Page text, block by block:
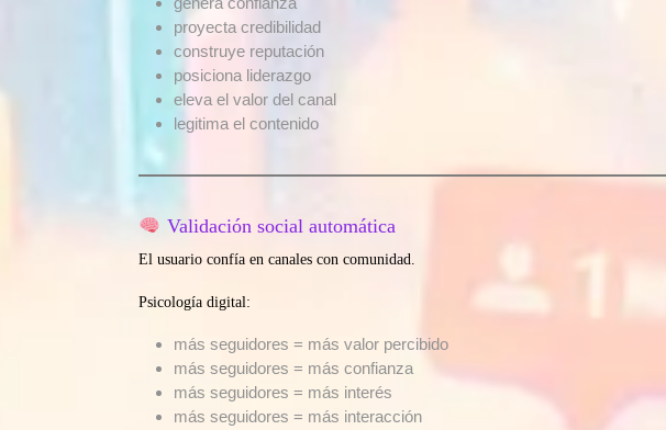
proyecta credibilidad
construye reputación
posiciona liderazgo
eleva el valor del canal
legitima el contenido
Validación social automática
El usuario confía en canales con comunidad.
Psicología digital:
más seguidores = más valor percibido
más seguidores = más confianza
más seguidores = más interés
más seguidores = más interacción